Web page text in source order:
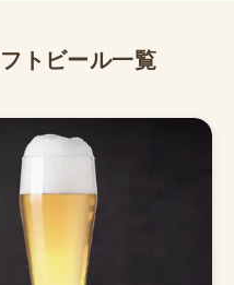
トビール一覧